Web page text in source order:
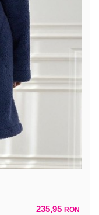
235,95 RON